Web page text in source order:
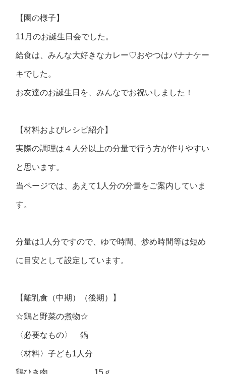
【園の様子】
11月のお誕生日会でした。
給食は、みんな大好きなカレー♡おやつはバナナケー
キでした。
お友達のお誕生日を、みんなでお祝いしました！
【材料およびレシピ紹介】
実際の調理は４人分以上の分量で行う方が作りやすい
と思います。
当ページでは、あえて1人分の分量をご案内していま
す。
分量は1人分ですので、ゆで時間、炒め時間等は短め
に目安として設定しています。
【離乳食（中期）（後期）】
☆鶏と野菜の煮物☆
〈必要なもの〉 鍋
〈材料〉子ども1人分
鶏ひき肉 15ｇ